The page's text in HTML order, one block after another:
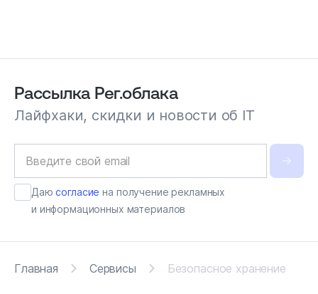
Рассылка Рег.облака
Лайфхаки, скидки и новости об IT
Даюсогласие на получение рекламных
и информационных материалов
Главная Сервисы Безопасное хранение